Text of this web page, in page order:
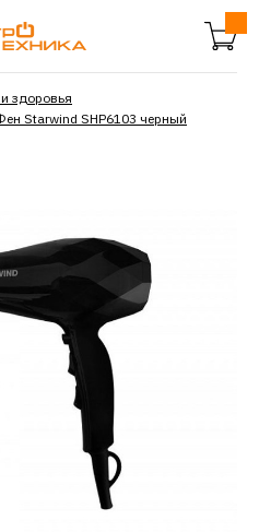
здоровья
Starwind SHP6103 черный